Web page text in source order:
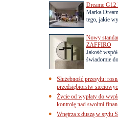
Dreame G12
Marka
tego, jakie
Nowy
ZAFFIRO
Jakość
świadomie
Służebność przesyłu:
przedsiębiorstw
Życie od wypłaty do
kontrolę nad swoimi
Wnętrza z duszą w stylu